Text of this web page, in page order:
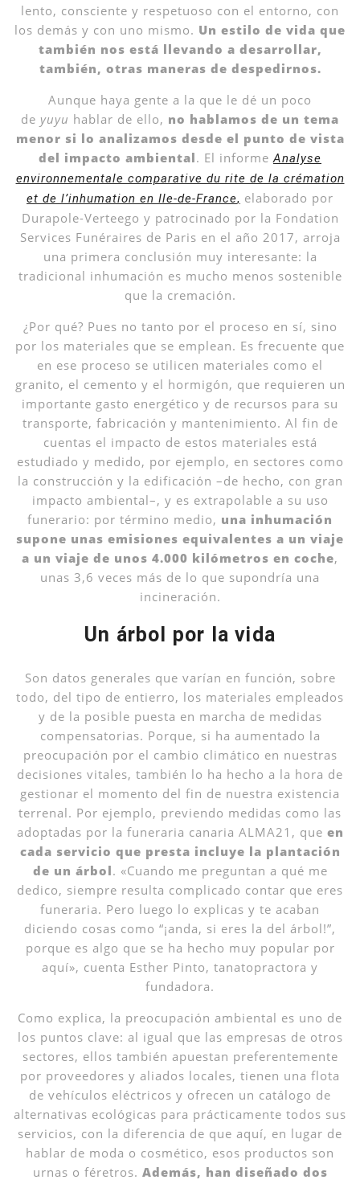
lento, consciente y respetuoso con el entorno, con
los demás y con uno mismo. Un estilo de vida que
también nos está llevando a desarrollar,
también, otras maneras de despedirnos.
Aunque haya gente a la que le dé un poco
de yuyu hablar de ello, no hablamos de un tema
menor si lo analizamos desde el punto de vista
del impacto ambiental. El informeAnalyse
environnementale comparative du rite de la crémation
et de l’inhumation en Ile-de-France, elaborado por
Durapole-Verteego y patrocinado por la Fondation
Services Funéraires de Paris en el año 2017, arroja
una primera conclusión muy interesante: la
tradicional inhumación es mucho menos sostenible
que la cremación.
¿Por qué? Pues no tanto por el proceso en sí, sino
por los materiales que se emplean. Es frecuente que
en ese proceso se utilicen materiales como el
granito, el cemento y el hormigón, que requieren un
importante gasto energético y de recursos para su
transporte, fabricación y mantenimiento. Al fin de
cuentas el impacto de estos materiales está
estudiado y medido, por ejemplo, en sectores como
la construcción y la edificación –de hecho, con gran
impacto ambiental–, y es extrapolable a su uso
funerario: por término medio, una inhumación
supone unas emisiones equivalentes a un viaje
a un viaje de unos 4.000 kilómetros en coche,
unas 3,6 veces más de lo que supondría una
incineración.
Un árbol por la vida
Son datos generales que varían en función, sobre
todo, del tipo de entierro, los materiales empleados
y de la posible puesta en marcha de medidas
compensatorias. Porque, si ha aumentado la
preocupación por el cambio climático en nuestras
decisiones vitales, también lo ha hecho a la hora de
gestionar el momento del fin de nuestra existencia
terrenal. Por ejemplo, previendo medidas como las
adoptadas por la funeraria canaria ALMA21, que en
cada servicio que presta incluye la plantación
de un árbol. «Cuando me preguntan a qué me
dedico, siempre resulta complicado contar que eres
funeraria. Pero luego lo explicas y te acaban
diciendo cosas como “¡anda, si eres la del árbol!”,
porque es algo que se ha hecho muy popular por
aquí», cuenta Esther Pinto, tanatopractora y
fundadora.
Como explica, la preocupación ambiental es uno de
los puntos clave: al igual que las empresas de otros
sectores, ellos también apuestan preferentemente
por proveedores y aliados locales, tienen una flota
de vehículos eléctricos y ofrecen un catálogo de
alternativas ecológicas para prácticamente todos sus
servicios, con la diferencia de que aquí, en lugar de
hablar de moda o cosmético, esos productos son
urnas o féretros. Además, han diseñado dos